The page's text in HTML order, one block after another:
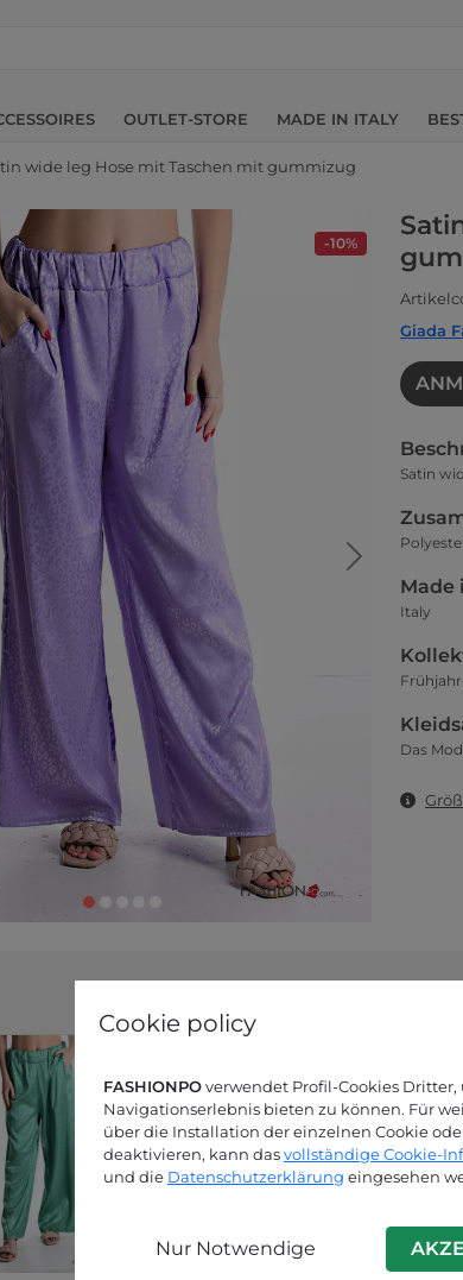
Cookie policy
FASHIONPOverwendet Profil-Cookies
Navigationserlebnis bieten zu können. Für
über die Installation der einzelnen Cookie
deaktivieren, kann dasvollständige Cookie-
und die Datenschutzerklärung eingesehen
Nur Notwendige
OUTLET-STORE MADE IN ITALY
wide leg Hose mit Taschen mit gummizug
-10%
Giada
Satin
Made
Italy
Das